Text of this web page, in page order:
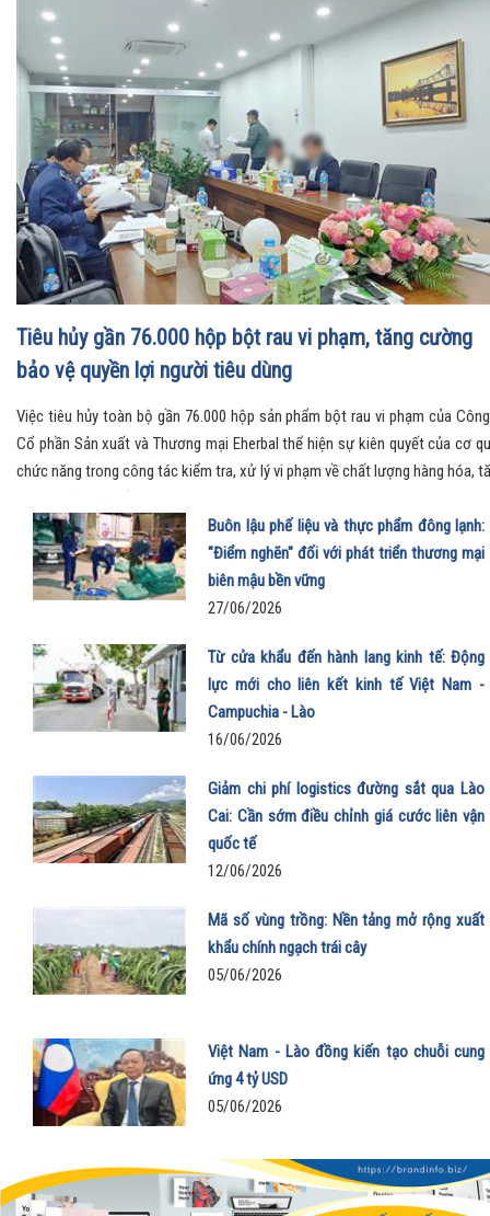
Tiêu hủy gần 76.000 hộp bột rau vi phạm, tăng cường
bảo vệ quyền lợi người tiêu dùng
Việc tiêu hủy toàn bộ gần 76.000 hộp sản phẩm bột rau vi phạm của
Cổ phần Sản xuất và Thương mại Eherbal thể hiện sự kiên quyết của cơ
chức năng trong công tác kiểm tra, xử lý vi phạm về chất lượng hàng hóa,
mạnh.
Buôn lậu phế liệu và thực phẩm đông lạnh:
"Điểm nghẽn" đối với phát triển thương mại
biên mậu bền vững
27/06/2026
Từ cửa khẩu đến hành lang kinh tế: Động
lực mới cho liên kết kinh tế Việt Nam -
Campuchia - Lào
16/06/2026
Giảm chi phí logistics đường sắt qua Lào
Cai: Cần sớm điều chỉnh giá cước liên vận
quốc tế
12/06/2026
Mã số vùng trồng: Nền tảng mở rộng xuất
khẩu chính ngạch trái cây
05/06/2026
Việt Nam - Lào đồng kiến tạo chuỗi cung
ứng 4 tỷ USD
05/06/2026